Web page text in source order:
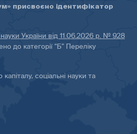
присвоєно ідентифікатор
України від 11.06.2026 р. № 928
до категорії “Б” Переліку
соціальні науки та